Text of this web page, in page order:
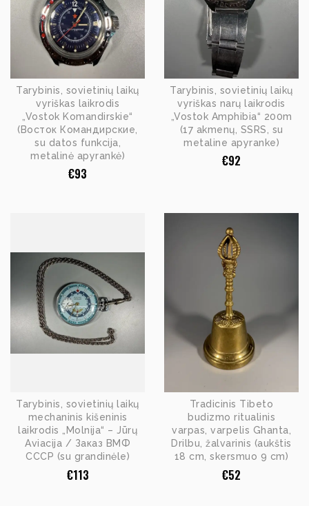
Tarybinis, sovietinių laikų
vyriškas laikrodis
„Vostok Komandirskie“
(Восток Командирские,
su datos funkcija,
metalinė apyrankė)
€93
Tarybinis, sovietinių laikų
vyriškas narų laikrodis
„Vostok Amphibia“ 200m
(17 akmenų, SSRS, su
metaline apyranke)
€92
Tarybinis, sovietinių laikų
mechaninis kišeninis
laikrodis „Molnija“ – Jūrų
Aviacija / Заказ ВМФ
СССР (su grandinėle)
€113
Tradicinis Tibeto
budizmo ritualinis
varpas, varpelis Ghanta,
Drilbu, žalvarinis (aukštis
18 cm, skersmuo 9 cm)
€52